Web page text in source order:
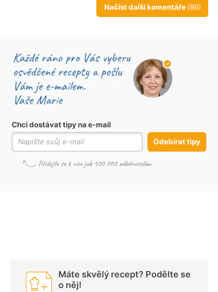
Načíst další komentáře (96)
Chci dostávat tipy na e-mail
Odebírat tipy
Máte skvělý recept? Podělte se
o něj!